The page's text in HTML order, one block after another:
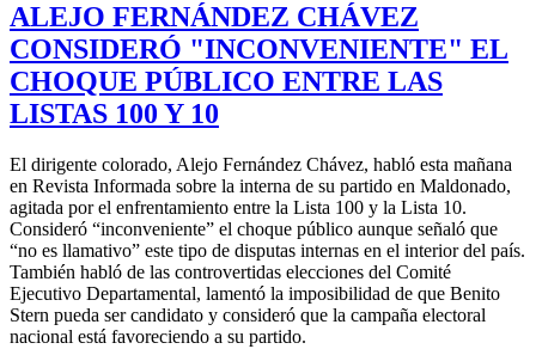
ALEJO FERNÁNDEZ CHÁVEZ
CONSIDERÓ "INCONVENIENTE" EL
CHOQUE PÚBLICO ENTRE LAS
LISTAS 100 Y 10
El dirigente colorado, Alejo Fernández Chávez, habló esta mañana
en Revista Informada sobre la interna de su partido en Maldonado,
agitada por el enfrentamiento entre la Lista 100 y la Lista 10.
Consideró “inconveniente” el choque público aunque señaló que
“no es llamativo” este tipo de disputas internas en el interior del país.
También habló de las controvertidas elecciones del Comité
Ejecutivo Departamental, lamentó la imposibilidad de que Benito
Stern pueda ser candidato y consideró que la campaña electoral
nacional está favoreciendo a su partido.